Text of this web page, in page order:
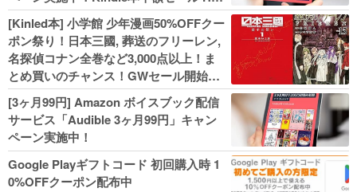
NTER×HUNTERなど集英社、無職転生,
幼女戦記などKADOKAWA、キャプテン
翼100円セールも！
[Kinled本] 小学館 少年漫画50%OFFクー
ポン祭り！日本三國, 葬送のフリーレン,
名探偵コナン全巻など3,000点以上！ま
とめ買いのチャンス！GWセール開始！
人気コミック多数 カドカワ祭やIT関連本
がセールに！
[3ヶ月99円] Amazon ボイスブック配信
サービス「Audible 3ヶ月99円」キャン
ペーン実施中！
Google Playギフトコード 初回購入時 1
0%OFFクーポン配布中